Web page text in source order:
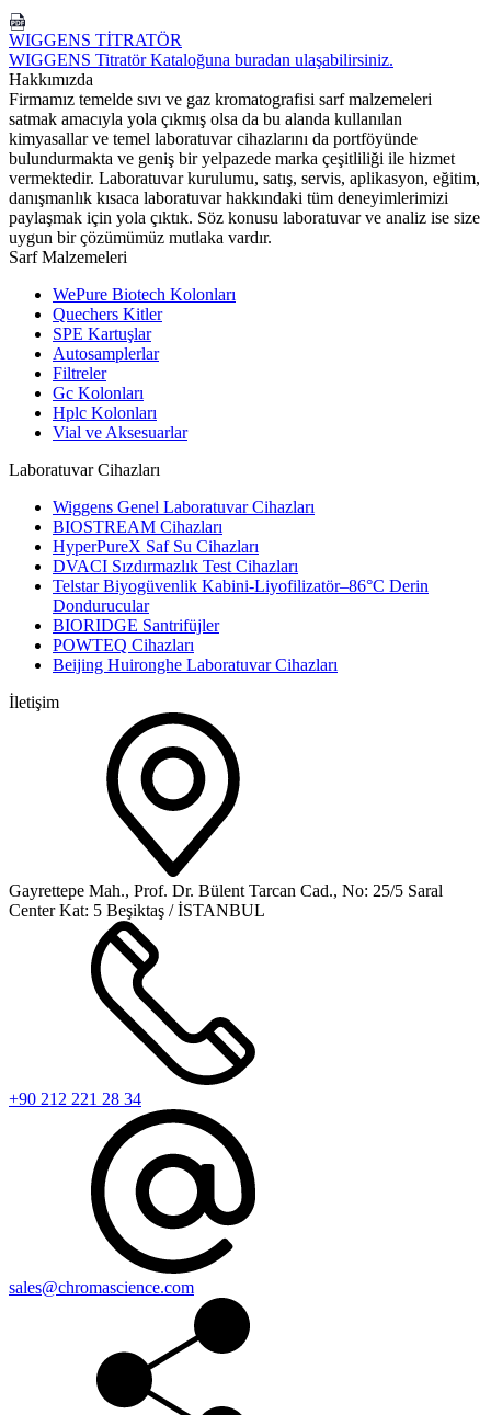
WIGGENS TİTRATÖR
WIGGENS Titratör Kataloğuna buradan ulaşabilirsiniz.
Hakkımızda
Firmamız temelde sıvı ve gaz kromatografisi sarf malzemeleri
satmak amacıyla yola çıkmış olsa da bu alanda kullanılan
kimyasallar ve temel laboratuvar cihazlarını da portföyünde
bulundurmakta ve geniş bir yelpazede marka çeşitliliği ile hizmet
vermektedir. Laboratuvar kurulumu, satış, servis, aplikasyon, eğitim,
danışmanlık kısaca laboratuvar hakkındaki tüm deneyimlerimizi
paylaşmak için yola çıktık. Söz konusu laboratuvar ve analiz ise size
uygun bir çözümümüz mutlaka vardır.
Sarf Malzemeleri
WePure Biotech Kolonları
Quechers Kitler
SPE Kartuşlar
Autosamplerlar
Filtreler
Gc Kolonları
Hplc Kolonları
Vial ve Aksesuarlar
Laboratuvar Cihazları
Wiggens Genel Laboratuvar Cihazları
BIOSTREAM Cihazları
HyperPureX Saf Su Cihazları
DVACI Sızdırmazlık Test Cihazları
Telstar Biyogüvenlik Kabini-Liyofilizatör–86°C Derin
Dondurucular
BIORIDGE Santrifüjler
POWTEQ Cihazları
Beijing Huironghe Laboratuvar Cihazları
İletişim
Gayrettepe Mah., Prof. Dr. Bülent Tarcan Cad., No: 25/5 Saral
Center Kat: 5 Beşiktaş / İSTANBUL
+90 212 221 28 34
sales@chromascience.com